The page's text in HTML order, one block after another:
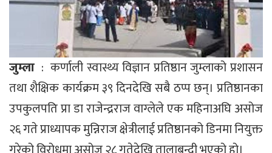
जुम्ला : कर्णाली स्वास्थ्य विज्ञान प्रतिष्ठान जुम्लाको प्रशासन
तथा शैक्षिक कार्यक्रम ३९ दिनदेखि सबै ठप्प छन्। प्रतिष्ठानका
उपकुलपति प्रा डा राजेन्द्रराज वाग्लेले एक महिनाअघि असोज
२६ गते प्राध्यापक मुन्निराज क्षेत्रीलाई प्रतिष्ठानको डिनमा नियुक्त